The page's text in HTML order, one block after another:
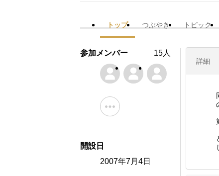
トップ つぶやき トピック
詳細
参加メンバー 15人
開設日
2007年7月4日